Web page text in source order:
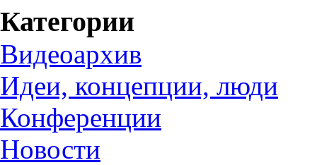
Категории
Видеоархив
Идеи, концепции, люди
Конференции
Новости